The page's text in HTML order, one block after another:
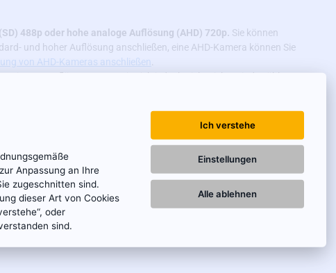
488p oder hohe analoge Auflösung (AHD) 720p. Sie können
und hoher Auflösung anschließen, eine AHD-Kamera können Sie
von AHD-Kameras anschließen
AHD-Auflösung, wenn Sie sich jedoch nicht sicher sind, wählen
Support.
was eine genaue Bildwiedergabe und Widerstandsfähigkeit gegen
den gesamten Parkbereich mit einem Abdeckungswinkel von bis
und moderner Technologie kann die Kamera
Anpassung an Ihre
zugeschnitten sind.
dieser Art von Cookies
oder
sind.
Ich verstehe
Einstellungen
Alle ablehnen